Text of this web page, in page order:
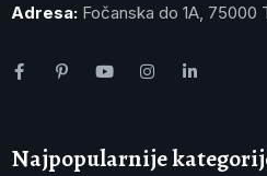
Adresa: Fočanska do 1A, 75000
Najpopularnije